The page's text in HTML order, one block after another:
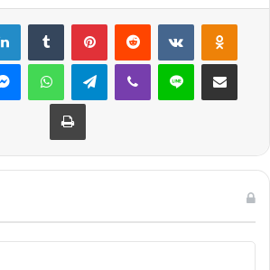
LinkedInTumblr PinterestReddit VKontakte
MessengerWhatsAppTelegramViber Line E-Posta ile
Yazdır